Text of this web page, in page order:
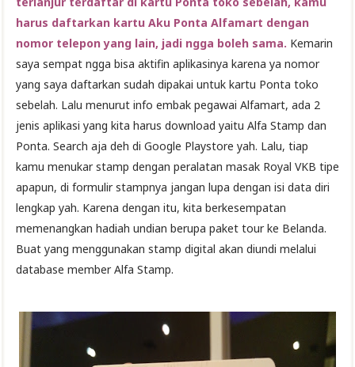
harus daftarkan kartu Aku Ponta Alfamart dengan
nomor telepon yang lain, jadi ngga boleh sama. Kemarin
saya sempat ngga bisa aktifin aplikasinya karena ya nomor
yang saya daftarkan sudah dipakai untuk kartu Ponta toko
sebelah. Lalu menurut info embak pegawai Alfamart, ada 2
jenis aplikasi yang kita harus download yaitu Alfa Stamp dan
Ponta. Search aja deh di Google Playstore yah. Lalu, tiap
kamu menukar stamp dengan peralatan masak Royal VKB tipe
apapun, di formulir stampnya jangan lupa dengan isi data diri
lengkap yah. Karena dengan itu, kita berkesempatan
memenangkan hadiah undian berupa paket tour ke Belanda.
Buat yang menggunakan stamp digital akan diundi melalui
database member Alfa Stamp.